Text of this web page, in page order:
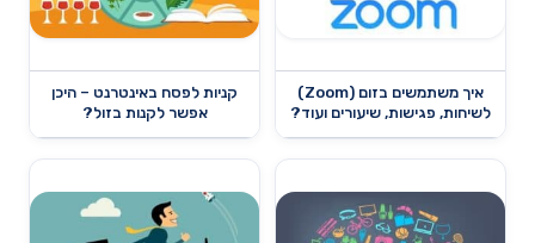
איך משתמשים בזום (Zoom)
לשיחות, פגישות, שיעורים ועוד?
קניות לפסח באינטרנט – היכן
אפשר לקנות בזול?